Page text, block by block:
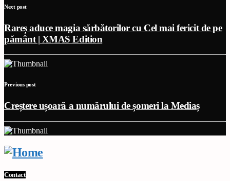
Next post
Rareș aduce magia sărbătorilor cu Cel mai fericit de pe
pământ | XMAS Edition
Previous post
Creștere ușoară a numărului de șomeri la Mediaș
Contact